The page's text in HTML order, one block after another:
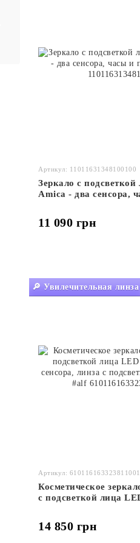
Артикул: 11011631348100100
Зеркало с
Amica - два сенсора,
11 090 грн
🔎 Увилечительная линза
Артикул:
Косметическое
с подсветкой лица
14 850 грн